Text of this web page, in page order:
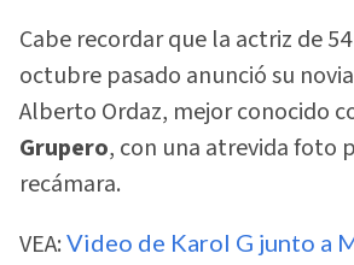
Cabe recordar que la actriz de
octubre pasado anunció su
Alberto Ordaz, mejor conocido
Grupero, con una atrevida foto
recámara.
VEA: Video de Karol G junto a